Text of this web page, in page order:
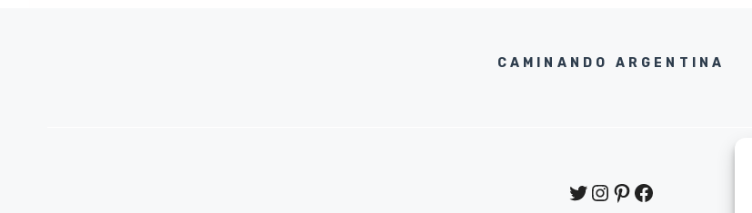
CAMINANDO ARGENTINA
Twitter
Instagram
Pinterest
Facebook